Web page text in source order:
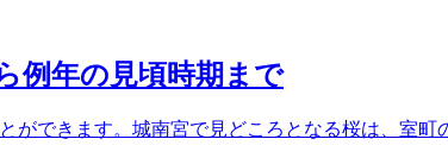
例年の見頃時期まで
ができます。城南宮で見どころとなる桜は、室